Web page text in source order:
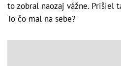
to zobral naozaj vážne. Prišiel
To čo mal na sebe?